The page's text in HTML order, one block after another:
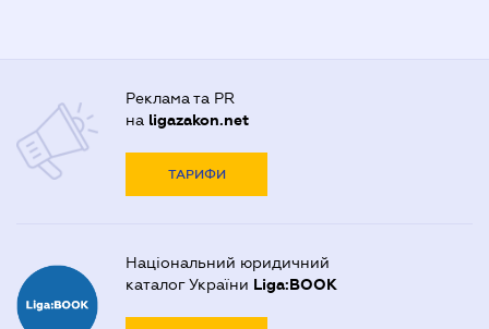
Реклама та PR
на ligazakon.net
ТАРИФИ
Національний юридичний
каталог України Liga:BOOK